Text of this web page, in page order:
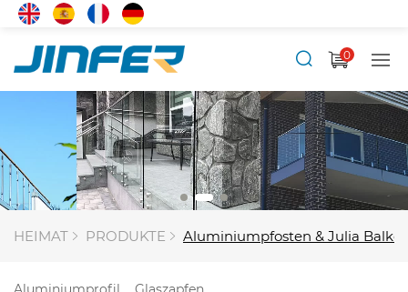
0
HEIMAT PRODUKTE Aluminiumpfosten & Julia